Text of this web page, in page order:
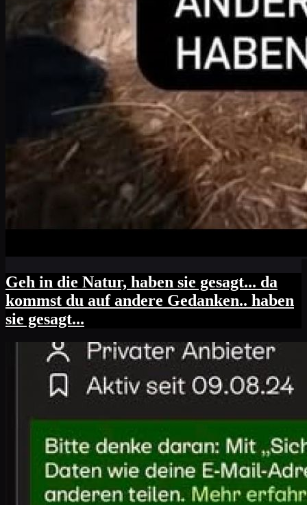
Geh in die Natur, haben sie gesagt... da
kommst du auf andere Gedanken.. haben
sie gesagt...